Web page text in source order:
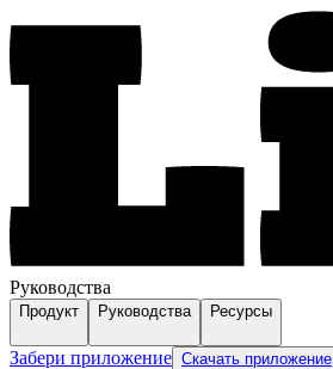
Руководства
Продукт Руководства Ресурсы
Забери приложение Скачать приложение